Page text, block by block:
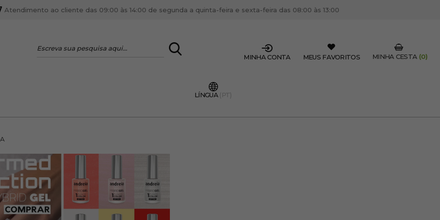
LOGIN
ficar por dentro
como tal e usufruir de descontos e promoções exclusivas.
Atendimento ao cliente das 09:00 às 14:00 de segunda a quinta-feira e sexta-feira das 08:00 às 13:00
MINHA CESTA (0)
MEUS FAVORITOS
MINHA CONTA
LÍNGUA (PT)